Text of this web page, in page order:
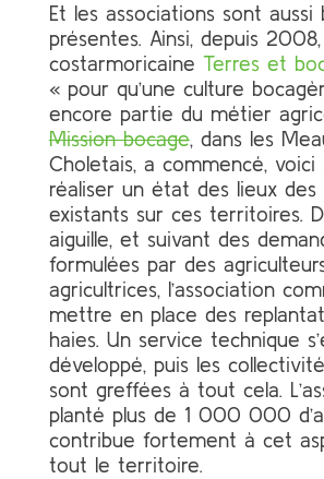
Et les associations sont aussi
présentes. Ainsi, depuis 2008,
costarmoricaine Terres et
« pour qu’une culture
encore partie du métier
Mission bocage, dans les
Choletais, a commencé, voici
réaliser un état des lieux des
existants sur ces territoires.
aiguille, et suivant des
formulées par des
agricultrices, l’association
mettre en place des
haies. Un service technique
développé, puis les
sont greffées à tout cela.
planté plus de 1 000 000
contribue fortement à cet
tout le territoire.